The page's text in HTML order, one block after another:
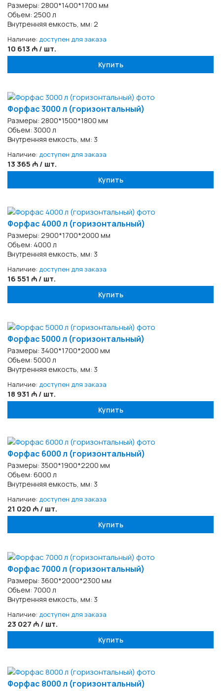
Размеры: 2800*1400*1700 мм
Объем: 2500 л
Внутренняя емкость, мм: 2
Наличие: доступен для заказа
10 613 ₼ / шт.
Купить
Форфас 3000 л (горизонтальный)
Размеры: 2800*1500*1800 мм
Объем: 3000 л
Внутренняя емкость, мм: 3
Наличие: доступен для заказа
13 365 ₼ / шт.
Купить
Форфас 4000 л (горизонтальный)
Размеры: 2900*1700*2000 мм
Объем: 4000 л
Внутренняя емкость, мм: 3
Наличие: доступен для заказа
16 551 ₼ / шт.
Купить
Форфас 5000 л (горизонтальный)
Размеры: 3400*1700*2000 мм
Объем: 5000 л
Внутренняя емкость, мм: 3
Наличие: доступен для заказа
18 931 ₼ / шт.
Купить
Форфас 6000 л (горизонтальный)
Размеры: 3500*1900*2200 мм
Объем: 6000 л
Внутренняя емкость, мм: 3
Наличие: доступен для заказа
21 020 ₼ / шт.
Купить
Форфас 7000 л (горизонтальный)
Размеры: 3600*2000*2300 мм
Объем: 7000 л
Внутренняя емкость, мм: 3
Наличие: доступен для заказа
23 027 ₼ / шт.
Купить
Форфас 8000 л (горизонтальный)